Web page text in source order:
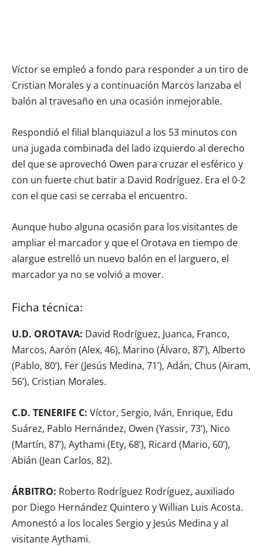
Víctor se empleó a fondo para responder a un tiro de
Cristian Morales y a continuación Marcos lanzaba el
balón al travesaño en una ocasión inmejorable.
Respondió el filial blanquiazul a los 53 minutos con
una jugada combinada del lado izquierdo al derecho
del que se aprovechó Owen para cruzar el esférico y
con un fuerte chut batir a David Rodríguez. Era el 0-2
con el que casi se cerraba el encuentro.
Aunque hubo alguna ocasión para los visitantes de
ampliar el marcador y que el Orotava en tiempo de
alargue estrelló un nuevo balón en el larguero, el
marcador ya no se volvió a mover.
Ficha técnica:
U.D. OROTAVA: David Rodríguez, Juanca, Franco,
Marcos, Aarón (Alex, 46), Marino (Álvaro, 87’), Alberto
(Pablo, 80’), Fer (Jesús Medina, 71’), Adán, Chus (Airam,
56’), Cristian Morales.
C.D. TENERIFE C: Víctor, Sergio, Iván, Enrique, Edu
Suárez, Pablo Hernández, Owen (Yassir, 73’), Nico
(Martín, 87’), Aythami (Ety, 68’), Ricard (Mario, 60’),
Abián (Jean Carlos, 82).
ÁRBITRO: Roberto Rodríguez Rodríguez, auxiliado
por Diego Hernández Quintero y Willian Luis Acosta.
Amonestó a los locales Sergio y Jesús Medina y al
visitante Aythami.